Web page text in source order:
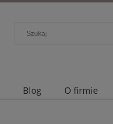
Blog O firmie